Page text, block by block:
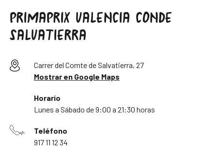
PRIMAPRIX VALENCIA CONDE
SALVATIERRA
Carrer del Comte de Salvatierra, 27
Mostrar en Google Maps
Horario
Lunes a Sábado de 9:00 a 21:30 horas
Teléfono
917 11 12 34